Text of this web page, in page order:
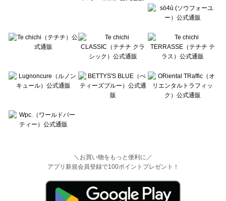
＼お買い物をもっと便利に／
アプリ新規会員登録で100ポイントプレゼント！